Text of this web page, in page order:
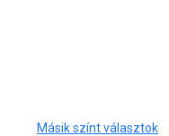
Másik színt választok